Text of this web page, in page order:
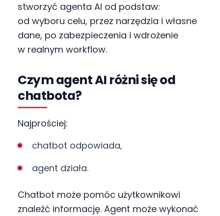
stworzyć agenta AI od podstaw:
od wyboru celu, przez narzędzia i własne
dane, po zabezpieczenia i wdrożenie
w realnym workflow.
Czym agent AI różni się od
chatbota?
Najprościej:
chatbot odpowiada,
agent działa.
Chatbot może pomóc użytkownikowi
znaleźć informację. Agent może wykonać